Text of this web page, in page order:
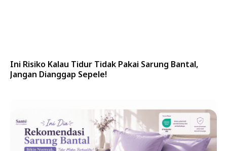
Ini Risiko Kalau Tidur Tidak Pakai Sarung Bantal,
Jangan Dianggap Sepele!